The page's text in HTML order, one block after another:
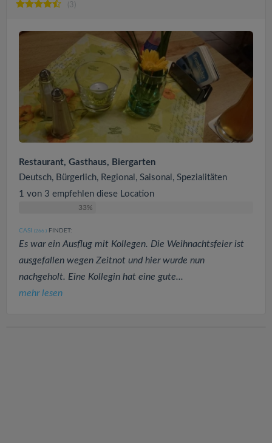
(3)
Restaurant, Gasthaus, Biergarten
Deutsch, Bürgerlich, Regional, Saisonal, Spezialitäten
1 von 3 empfehlen diese Location
33%
CASI (266 ) FINDET:
Es war ein Ausflug mit Kollegen. Die Weihnachtsfeier ist
ausgefallen wegen Zeitnot und hier wurde nun
nachgeholt. Eine Kollegin hat eine gute...
mehr lesen